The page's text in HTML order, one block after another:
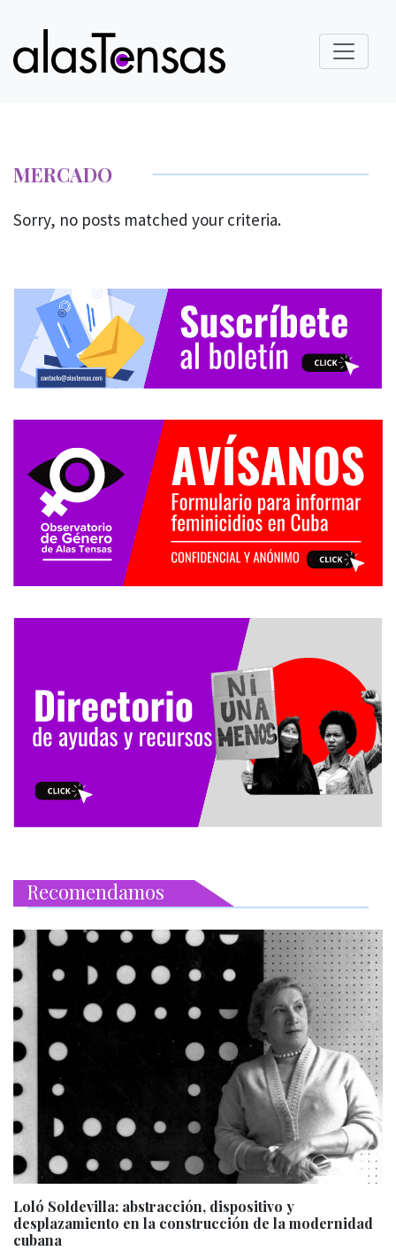
MERCADO
Sorry, no posts matched your criteria.
Recomendamos
Loló Soldevilla: abstracción, dispositivo y
desplazamiento en la construcción de la modernidad
cubana